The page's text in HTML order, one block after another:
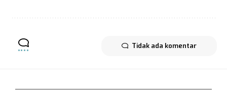
Tidak ada komentar